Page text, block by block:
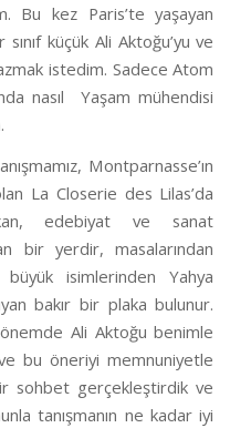
Bu kez Paris’te yaşayan
küçük Ali Aktoğu’yu ve
istedim. Sadece Atom
nasıl Yaşam mühendisi
Montparnasse’ın
La Closerie des Lilas’da
edebiyat ve sanat
bir yerdir, masalarından
isimlerinden Yahya
bakır bir plaka bulunur.
Ali Aktoğu benimle
bu öneriyi memnuniyetle
sohbet gerçekleştirdik ve
tanışmanın ne kadar iyi